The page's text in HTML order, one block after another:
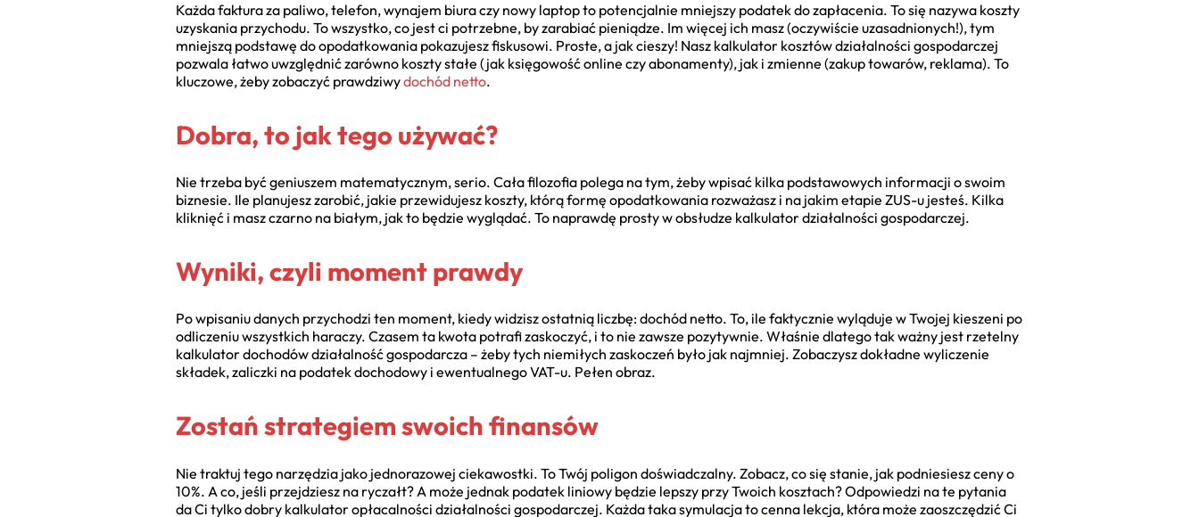
Każda faktura za paliwo, telefon, wynajem biura czy nowy laptop to potencjalnie mniejszy podatek do zapłacenia. To się nazywa koszty
uzyskania przychodu. To wszystko, co jest ci potrzebne, by zarabiać pieniądze. Im więcej ich masz (oczywiście uzasadnionych!), tym
mniejszą podstawę do opodatkowania pokazujesz fiskusowi. Proste, a jak cieszy! Nasz kalkulator kosztów działalności gospodarczej
pozwala łatwo uwzględnić zarówno koszty stałe (jak księgowość online czy abonamenty), jak i zmienne (zakup towarów, reklama). To
kluczowe, żeby zobaczyć prawdziwydochód netto.
Dobra, to jak tego używać?
Nie trzeba być geniuszem matematycznym, serio. Cała filozofia polega na tym, żeby wpisać kilka podstawowych informacji o swoim
biznesie. Ile planujesz zarobić, jakie przewidujesz koszty, którą formę opodatkowania rozważasz i na jakim etapie ZUS-u jesteś. Kilka
kliknięć i masz czarno na białym, jak to będzie wyglądać. To naprawdę prosty w obsłudze kalkulator działalności gospodarczej.
Wyniki, czyli moment prawdy
Po wpisaniu danych przychodzi ten moment, kiedy widzisz ostatnią liczbę: dochód netto. To, ile faktycznie wyląduje w Twojej kieszeni po
odliczeniu wszystkich haraczy. Czasem ta kwota potrafi zaskoczyć, i to nie zawsze pozytywnie. Właśnie dlatego tak ważny jest rzetelny
kalkulator dochodów działalność gospodarcza – żeby tych niemiłych zaskoczeń było jak najmniej. Zobaczysz dokładne wyliczenie
składek, zaliczki na podatek dochodowy i ewentualnego VAT-u. Pełen obraz.
Zostań strategiem swoich finansów
Nie traktuj tego narzędzia jako jednorazowej ciekawostki. To Twój poligon doświadczalny. Zobacz, co się stanie, jak podniesiesz ceny o
10%. A co, jeśli przejdziesz na ryczałt? A może jednak podatek liniowy będzie lepszy przy Twoich kosztach? Odpowiedzi na te pytania
da Ci tylko dobry kalkulator opłacalności działalności gospodarczej. Każda taka symulacja to cenna lekcja, która może zaoszczędzić Ci